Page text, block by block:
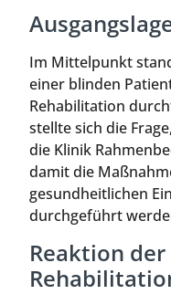
Im Mittelpunkt
einer blinden
Rehabilitation
stellte sich die
die Klinik
damit die
gesundheitlichen
durchgeführt
Reaktion der